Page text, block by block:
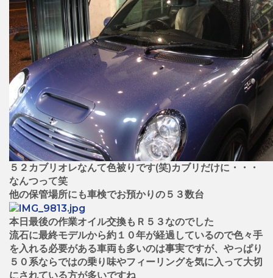
５２カブリオレなんて色被りです(笑)カブリだけに・・・
なんつって笑
他の保管場所にも車検でお預かりの５３数台
本日最後の作業オイル交換もＲ５３なのでした
流石に最終モデルから約１０年が経過しているので色々手
を入れる必要がある車両も多いのは事実ですが、やっぱり
５０系ならではの乗り味やフィーリングを気に入って大切
にされている方が多いですね